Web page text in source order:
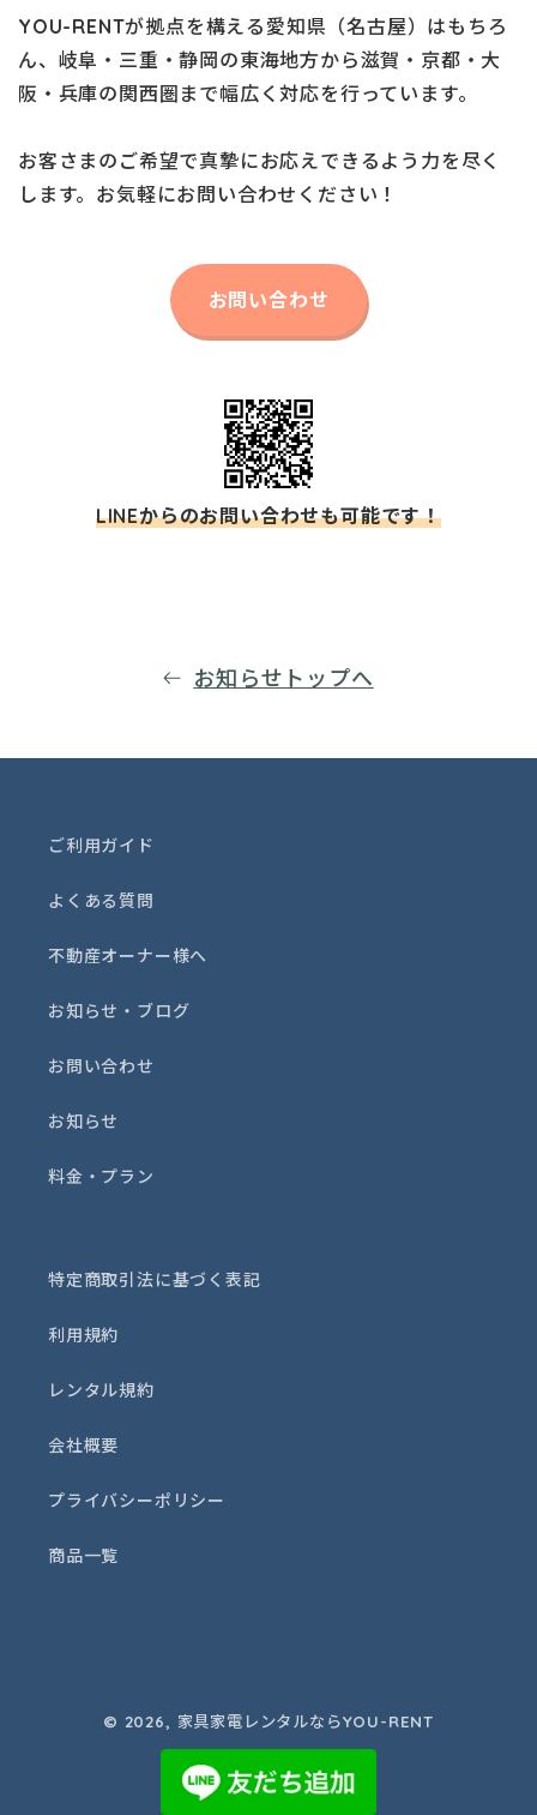
YOU-RENTが拠点を構える愛知県（名古屋）はもちろ
ん、岐阜・三重・静岡の東海地方から滋賀・京都・大
阪・兵庫の関西圏まで幅広く対応を行っています。
お客さまのご希望で真摯にお応えできるよう力を尽く
します。お気軽にお問い合わせください！
お問い合わせ
LINEからのお問い合わせも可能です！
お知らせトップへ
ご利用ガイド
よくある質問
不動産オーナー様へ
お知らせ・ブログ
お問い合わせ
お知らせ
料金・プラン
特定商取引法に基づく表記
利用規約
レンタル規約
会社概要
プライバシーポリシー
商品一覧
© 2026, 家具家電レンタルならYOU-RENT